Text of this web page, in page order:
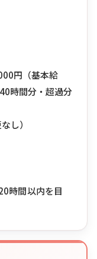
円（基本給
時間分・超過分
し）
時間以内を目